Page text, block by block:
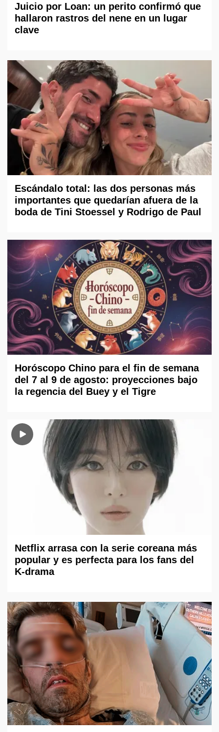
Juicio por Loan: un perito confirmó que
hallaron rastros del nene en un lugar
clave
Escándalo total: las dos personas más
importantes que quedarían afuera de la
boda de Tini Stoessel y Rodrigo de Paul
Horóscopo Chino para el fin de semana
del 7 al 9 de agosto: proyecciones bajo
la regencia del Buey y el Tigre
Netflix arrasa con la serie coreana más
popular y es perfecta para los fans del
K-drama